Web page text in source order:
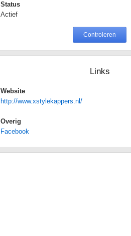
Status
Actief
Controleren
Links
Website
http://www.xstylekappers.nl/
Overig
Facebook